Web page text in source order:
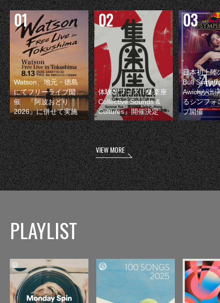
Watson、地元・徳島
にてフリーライブ開
催 『阿波おどり
2026』に併せて実施
体験型フェス『集楽座
Collective Sounds &
Cultures』開催決定
日本初上陸
Bull
Awichが出
るシンフォ
ブ開催
VIEW MORE
PLAYLIST